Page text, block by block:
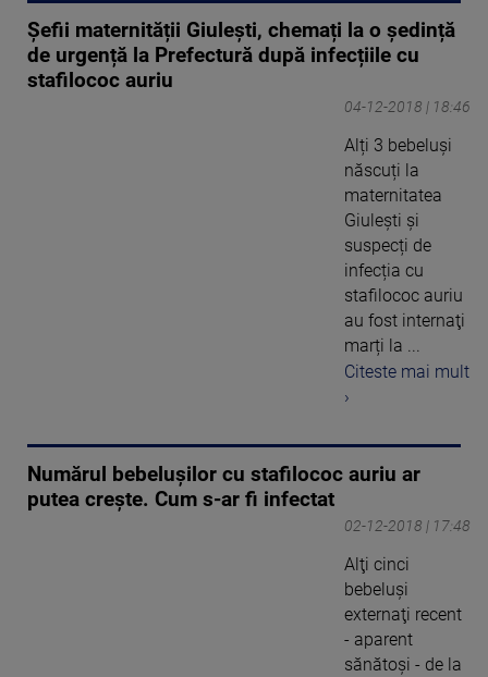
Șefii maternității Giulești, chemați la o ședință
de urgență la Prefectură după infecțiile cu
stafilococ auriu
04-12-2018 | 18:46
Alți 3 bebeluși
născuți la
maternitatea
Giuleşti și
suspecți de
infecția cu
stafilococ auriu
au fost internaţi
marți la ...
Citeste mai mult
›
Numărul bebelușilor cu stafilococ auriu ar
putea crește. Cum s-ar fi infectat
02-12-2018 | 17:48
Alţi cinci
bebeluşi
externaţi recent
- aparent
sănătoşi - de la